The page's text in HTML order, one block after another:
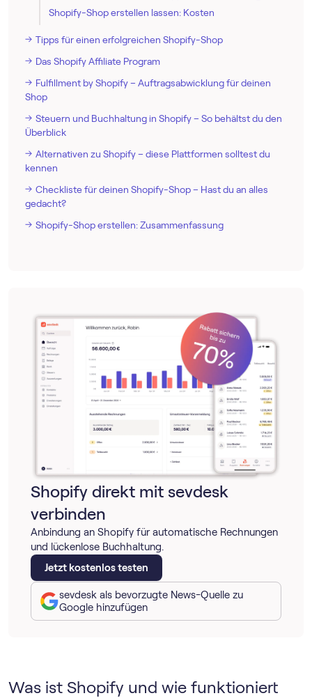
Shopify direkt mit sevdesk
verbinden
Anbindung an Shopify für automatische Rechnungen
und lückenlose Buchhaltung.
Jetzt kostenlos testen
sevdesk als bevorzugte News-Quelle zu
Google hinzufügen
Shopify-Shop erstellen lassen: Kosten
Tipps für einen erfolgreichen Shopify-Shop
Das Shopify Affiliate Program
Fulfillment by Shopify – Auftragsabwicklung für deinen
Shop
Steuern und Buchhaltung in Shopify – So behältst du den
Überblick
Alternativen zu Shopify – diese Plattformen solltest du
kennen
Checkliste für deinen Shopify-Shop – Hast du an alles
gedacht?
Shopify-Shop erstellen: Zusammenfassung
Was ist Shopify und wie funktioniert